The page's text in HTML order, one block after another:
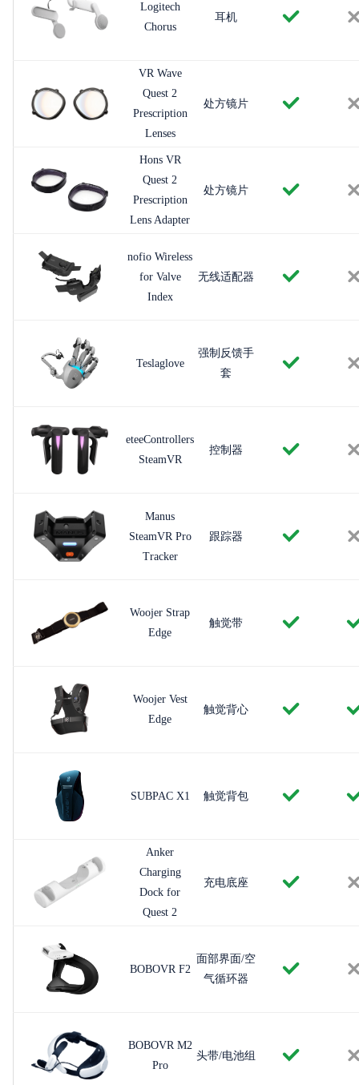
Logitech
Chorus
耳机
VR Wave
Quest 2
Prescription
Lenses
处方镜片
Hons VR
Quest 2
Prescription
Lens Adapter
处方镜片
nofio Wireless
for Valve
Index
无线适配器
Teslaglove
强制反馈手
套
eteeControllers
SteamVR
控制器
Manus
SteamVR Pro
Tracker
跟踪器
Woojer Strap
Edge
触觉带
Woojer Vest
Edge
触觉背心
SUBPAC X1 触觉背包
Anker
Charging
Dock for
Quest 2
充电底座
BOBOVR F2
面部界面/空
气循环器
BOBOVR M2
Pro
头带/电池组